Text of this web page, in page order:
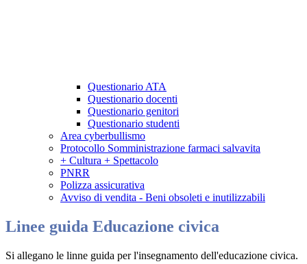
Questionario ATA
Questionario docenti
Questionario genitori
Questionario studenti
Area cyberbullismo
Protocollo Somministrazione farmaci salvavita
+ Cultura + Spettacolo
PNRR
Polizza assicurativa
Avviso di vendita - Beni obsoleti e inutilizzabili
Linee guida Educazione civica
Si allegano le linne guida per l'insegnamento dell'educazione civica.